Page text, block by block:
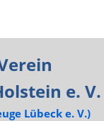
e. V.
Lübeck e. V.)